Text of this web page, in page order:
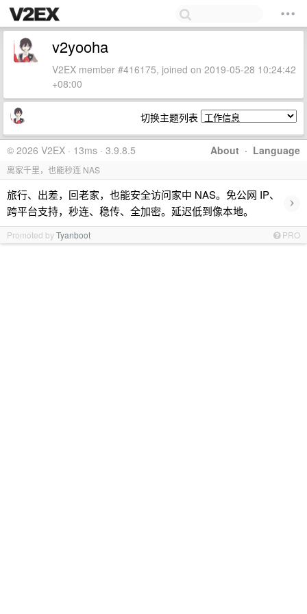
v2yooha
V2EX member #416175, joined on 2019-05-28 10:24:42
+08:00
切换主题列表
About · Language
© 2026 V2EX · 13ms · 3.9.8.5
离家千里，也能秒连 NAS
旅行、出差，回老家，也能安全访问家中 NAS。免公网 IP、
跨平台支持，秒连、稳传、全加密。延迟低到像本地。
›
Promoted byTyanboot PRO